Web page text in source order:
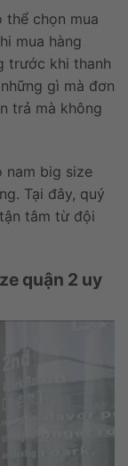
thể chọn mua
mua hàng
trước khi thanh
gì mà đơn
trả mà không
nam big size
Tại đây, quý
tâm từ đội
quận 2 uy